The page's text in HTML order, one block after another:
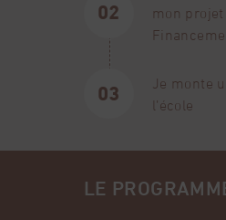
mon
Je monte
l’école
LE